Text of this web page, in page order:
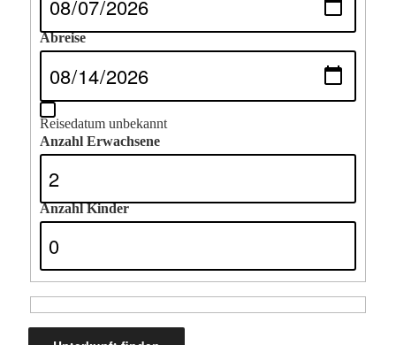
Abreise
Reisedatum unbekannt
Anzahl Erwachsene
Anzahl Kinder